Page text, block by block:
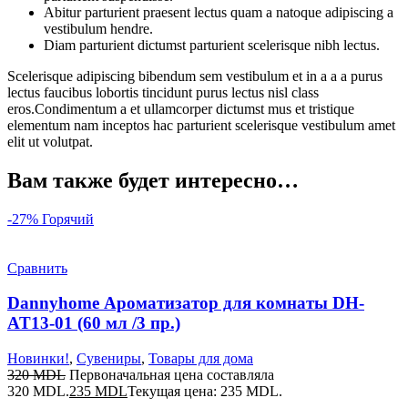
Abitur parturient praesent lectus quam a natoque adipiscing a
vestibulum hendre.
Diam parturient dictumst parturient scelerisque nibh lectus.
Scelerisque adipiscing bibendum sem vestibulum et in a a a purus
lectus faucibus lobortis tincidunt purus lectus nisl class
eros.Condimentum a et ullamcorper dictumst mus et tristique
elementum nam inceptos hac parturient scelerisque vestibulum amet
elit ut volutpat.
Вам также будет интересно…
-27% Горячий
Сравнить
Dannyhome Ароматизатор для комнаты DH-
AT13-01 (60 мл /3 пр.)
Новинки!, Сувениры, Товары для дома
320MDL Первоначальная цена составляла
320 MDL.235 MDLТекущая цена: 235 MDL.